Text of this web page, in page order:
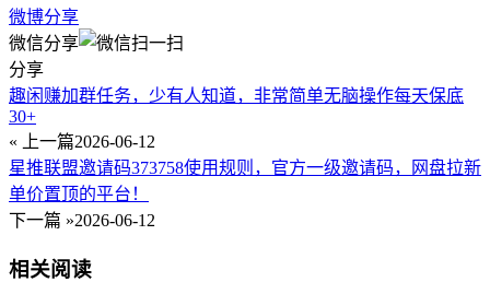
微博分享
微信分享
分享
趣闲赚加群任务，少有人知道，非常简单无脑操作每天保底
30+
« 上一篇2026-06-12
星推联盟邀请码373758使用规则，官方一级邀请码，网盘拉新
单价置顶的平台！
下一篇 »2026-06-12
相关阅读